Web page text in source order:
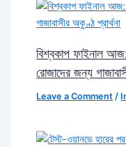
বিশ্বকাপ ফাইনাল আজ:
রোজাদের জন্য
Leave a Comment /